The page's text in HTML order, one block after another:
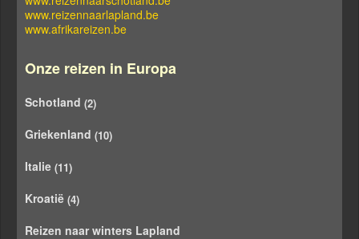
www.reizennaarlapland.be
www.afrikareizen.be
Onze reizen in Europa
Schotland (2)
Griekenland (10)
Italie (11)
Kroatië (4)
Reizen naar winters Lapland